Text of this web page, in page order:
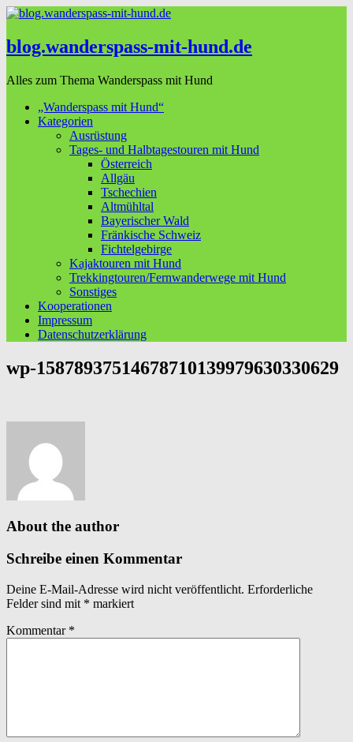
blog.wanderspass-mit-hund.de
Alles zum Thema Wanderspass mit Hund
„Wanderspass mit Hund“
Kategorien
Ausrüstung
Tages- und Halbtagestouren mit Hund
Österreich
Allgäu
Tschechien
Altmühltal
Bayerischer Wald
Fränkische Schweiz
Fichtelgebirge
Kajaktouren mit Hund
Trekkingtouren/Fernwanderwege mit Hund
Sonstiges
Kooperationen
Impressum
Datenschutzerklärung
wp-15878937514678710139979630330629
About the author
Schreibe einen Kommentar
Deine E-Mail-Adresse wird nicht veröffentlicht. Erforderliche
Felder sind mit * markiert
Kommentar *